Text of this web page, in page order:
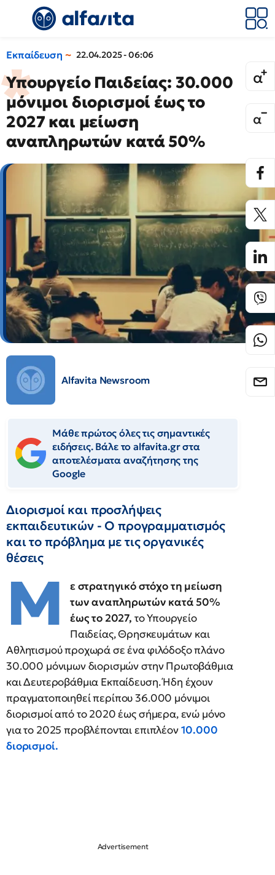
Εκπαίδευση 22.04.2025 - 06:06
Υπουργείο Παιδείας: 30.000
μόνιμοι διορισμοί έως το
2027 και μείωση
αναπληρωτών κατά 50%
Alfavita Newsroom
Μάθε πρώτος όλες τις σημαντικές
ειδήσεις. Βάλε το alfavita.gr στα
αποτελέσματα αναζήτησης της
Google
Διορισμοί και προσλήψεις
εκπαιδευτικών - Ο προγραμματισμός
και το πρόβλημα με τις οργανικές
θέσεις
Μ
ε στρατηγικό στόχο τη μείωση
των αναπληρωτών κατά 50%
έως το 2027, το Υπουργείο
Παιδείας, Θρησκευμάτων και
Αθλητισμού προχωρά σε ένα φιλόδοξο πλάνο
30.000 μόνιμων διορισμών στην Πρωτοβάθμια
και Δευτεροβάθμια Εκπαίδευση. Ήδη έχουν
πραγματοποιηθεί περίπου 36.000 μόνιμοι
διορισμοί από το 2020 έως σήμερα, ενώ μόνο
για το 2025 προβλέπονται επιπλέον10.000
διορισμοί.